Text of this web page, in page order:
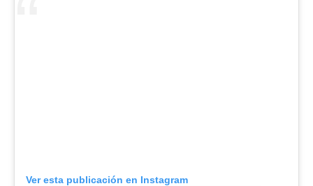
Ver esta publicación en Instagram